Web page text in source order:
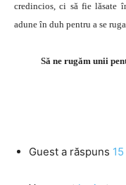
credincios, ci să fie lăsate
adune în duh pentru a se
Să ne rugăm unii
Guest a răspuns